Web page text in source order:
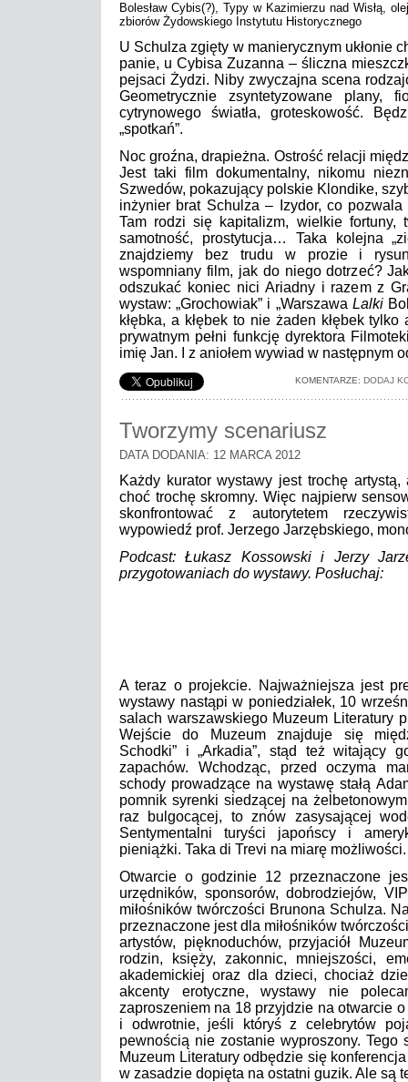
Bolesław Cybis(?), Typy w Kazimierzu nad Wisłą,
zbiorów Żydowskiego Instytutu Historycznego
U Schulza zgięty w manierycznym ukłonie
panie, u Cybisa Zuzanna – śliczna
pejsaci Żydzi. Niby zwyczajna scena
Geometrycznie zsyntetyzowane plany,
cytrynowego światła, groteskowość.
„spotkań”.
Noc groźna, drapieżna. Ostrość relacji
Jest taki film dokumentalny, nikomu
Szwedów, pokazujący polskie Klondike,
inżynier brat Schulza – Izydor, co pozwala
Tam rodzi się kapitalizm, wielkie fortuny,
samotność, prostytucja… Taka kolejna
znajdziemy bez trudu w prozie i
wspomniany film, jak do niego dotrzeć?
odszukać koniec nici Ariadny i razem z
wystaw: „Grochowiak” i „Warszawa Lalki
kłębka, a kłębek to nie żaden kłębek
prywatnym pełni funkcję dyrektora
imię Jan. I z aniołem wywiad w następnym
KOMENTARZE: DODAJ
Tworzymy scenariusz
DATA DODANIA: 12 MARCA 2012
Każdy kurator wystawy jest trochę
choć trochę skromny. Więc najpierw
skonfrontować z autorytetem
wypowiedź prof. Jerzego Jarzębskiego,
Podcast: Łukasz Kossowski i Jerzy
przygotowaniach do wystawy. Posłuchaj:
A teraz o projekcie. Najważniejsza jest
wystawy nastąpi w poniedziałek, 10
salach warszawskiego Muzeum Literatury
Wejście do Muzeum znajduje się
Schodki” i „Arkadia”, stąd też witający
zapachów. Wchodząc, przed oczyma
schody prowadzące na wystawę stałą
pomnik syrenki siedzącej na
raz bulgocącej, to znów zasysającej
Sentymentalni turyści japońscy i
pieniążki. Taka di Trevi na miarę możliwości.
Otwarcie o godzinie 12 przeznaczone
urzędników, sponsorów, dobrodziejów,
miłośników twórczości Brunona Schulza.
przeznaczone jest dla miłośników
artystów, pięknoduchów, przyjaciół
rodzin, księży, zakonnic, mniejszości,
akademickiej oraz dla dzieci, chociaż
akcenty erotyczne, wystawy nie
zaproszeniem na 18 przyjdzie na otwarcie
i odwrotnie, jeśli któryś z celebrytów
pewnością nie zostanie wyproszony.
Muzeum Literatury odbędzie się
w zasadzie dopięta na ostatni guzik. Ale są